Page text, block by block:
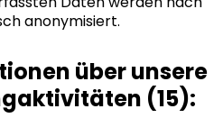
anonymisiert.
über unsere
(15):